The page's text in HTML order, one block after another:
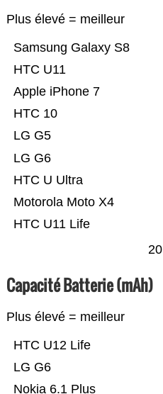
Plus élevé = meilleur
HTC U11 Life
Motorola Moto X4
HTC U Ultra
LG G6
LG G5
HTC 10
Apple iPhone 7
HTC U11
Samsung Galaxy S8
20
Capacité Batterie (mAh)
Plus élevé = meilleur
Nokia 6.1 Plus
LG G6
HTC U12 Life